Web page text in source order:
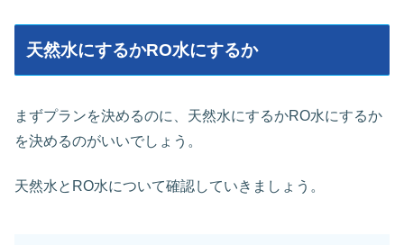
天然水にするかRO水にするか
まずプランを決めるのに、天然水にするかRO水にするか
を決めるのがいいでしょう。
天然水とRO水について確認していきましょう。